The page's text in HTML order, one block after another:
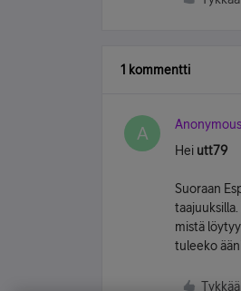
1 kommentti
A Anonymous
Hei utt79
Suoraan
mistä
tuleeko
Tykkää